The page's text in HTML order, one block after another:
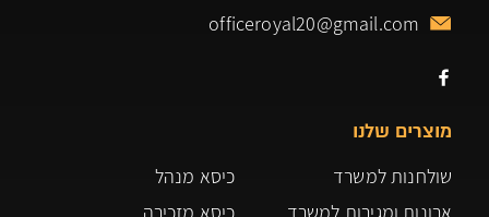
מוצרים שלנו
שולחנות למשרד
ארונות ומגירות למשרד
כיסא מנהל
כיסא מזכירה
officeroyal20@gmail.com